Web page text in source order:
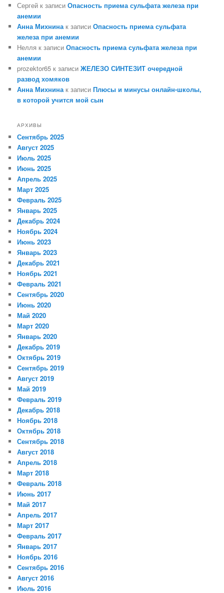
Сергей к записиОпасность приема сульфата железа при
анемии
Анна Михнинак записиОпасность приема сульфата
железа при анемии
Нелля к записиОпасность приема сульфата железа при
анемии
prozektor65 к записиЖЕЛЕЗО СИНТЕЗИТ очередной
развод хомяков
Анна Михнинак записиПлюсы и минусы онлайн-школы,
в которой учится мой сын
АРХИВЫ
Сентябрь 2025
Август 2025
Июль 2025
Июнь 2025
Апрель 2025
Март 2025
Февраль 2025
Январь 2025
Декабрь 2024
Ноябрь 2024
Июнь 2023
Январь 2023
Декабрь 2021
Ноябрь 2021
Февраль 2021
Сентябрь 2020
Июнь 2020
Май 2020
Март 2020
Январь 2020
Декабрь 2019
Октябрь 2019
Сентябрь 2019
Август 2019
Май 2019
Февраль 2019
Декабрь 2018
Ноябрь 2018
Октябрь 2018
Сентябрь 2018
Август 2018
Апрель 2018
Март 2018
Февраль 2018
Июнь 2017
Май 2017
Апрель 2017
Март 2017
Февраль 2017
Январь 2017
Ноябрь 2016
Сентябрь 2016
Август 2016
Июль 2016